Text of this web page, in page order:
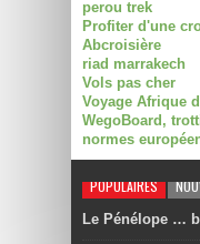
perou trek
Profiter d'une
Abcroisière
riad marrakech
Vols pas cher
Voyage Afrique
WegoBoard,
normes
POPULAIRES
Le Pénélope …